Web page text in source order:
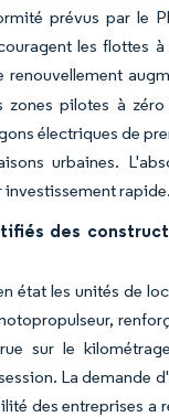
prévus par le
les flottes
renouvellement
pilotes à
électriques de
urbaines.
investissement rapide.
des
état les unités de
sur le
La demande
des entreprises